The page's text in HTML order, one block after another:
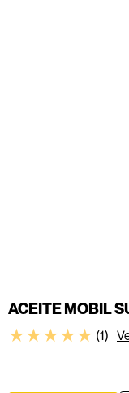
ACEITE MOBIL
★★★★★ (1)